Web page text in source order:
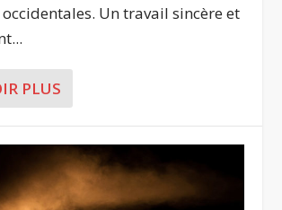
Un travail sincère et
PLUS